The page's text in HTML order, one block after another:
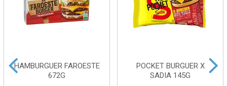
HAMBURGUER FAROESTE
672G
POCKET BURGUER X
SADIA 145G